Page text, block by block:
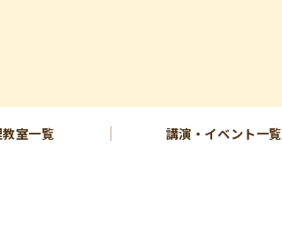
室一覧 講演・イベント一覧